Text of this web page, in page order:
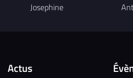
Josephine
Actus